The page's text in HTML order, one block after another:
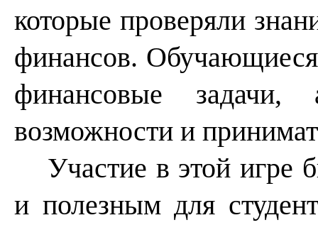
которые проверяли
финансов.
финансовые задачи,
возможности и
Участие в этой игре
и полезным для